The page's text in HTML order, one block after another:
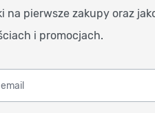
pierwsze zakupy oraz
i promocjach.